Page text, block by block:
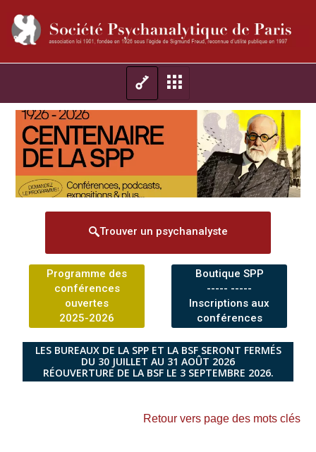
Trouver un psychanalyste
Programme des
conférences
ouvertes
2025-2026
Boutique SPP
----- -----
Inscriptions aux
conférences
LES BUREAUX DE LA SPP ET LA BSF SERONT FERMÉS
DU 30 JUILLET AU 31 AOÛT 2026
RÉOUVERTURE DE LA BSF LE 3 SEPTEMBRE 2026.
Retour vers page des mots clés